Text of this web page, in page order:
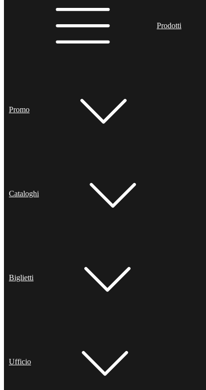
Prodotti
Promo
Cataloghi
Biglietti
Ufficio